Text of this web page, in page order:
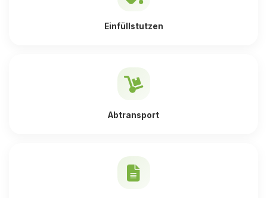
Einfüllstutzen
Abtransport